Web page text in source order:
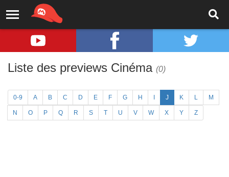
Liste des previews Cinéma (0)
0-9 A B C D E F G H J K L M
N O P Q R S T U V W X Y Z